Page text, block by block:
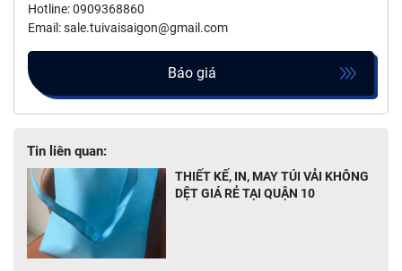
Hotline: 0909368860
Email: sale.tuivaisaigon@gmail.com
Báo giá
Tin liên quan:
THIẾT KẾ, IN, MAY TÚI VẢI KHÔNG
DỆT GIÁ RẺ TẠI QUẬN 10